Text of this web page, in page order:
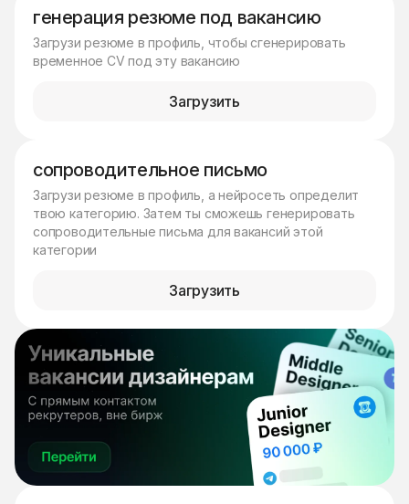
генерация резюме под вакансию
Загрузи резюме в профиль, чтобы сгенерировать
временное CV под эту вакансию
Загрузить
сопроводительное письмо
Загрузи резюме в профиль, а нейросеть определит
твою категорию. Затем ты сможешь генерировать
сопроводительные письма для вакансий этой
категории
Загрузить